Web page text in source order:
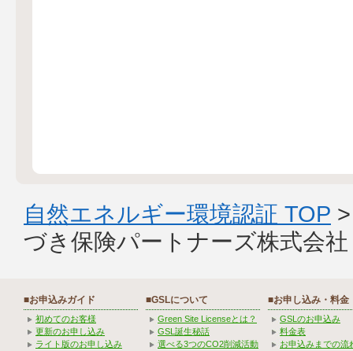
自然エネルギー環境認証 TOP
づき保険パートナーズ株式会
■お申込みガイド
初めてのお客様
更新のお申し込み
ライト版のお申し込み
■GSLについて
Green Site Licenseとは？
GSL誕生秘話
選べる3つのCO2削減活動
■お申し込み・料金
GSLのお申込み
料金表
お申込みまでの流